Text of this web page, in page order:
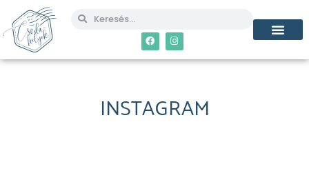
INSTAGRAM